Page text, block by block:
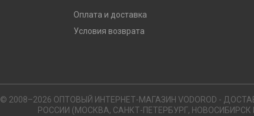
Оплата и доставка
Условия возврата
© 2008–2026 ОПТОВЫЙ ИНТЕРНЕТ-МАГАЗИН VODOROD -
РОССИИ (МОСКВА, САНКТ-ПЕТЕРБУРГ, НОВОСИБИРСК